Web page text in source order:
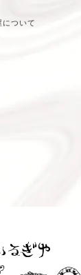
ついて